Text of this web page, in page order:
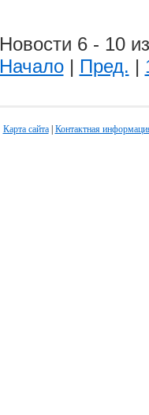
Новости 6 - 10
Начало| Пред. |
Карта сайта| Контактная